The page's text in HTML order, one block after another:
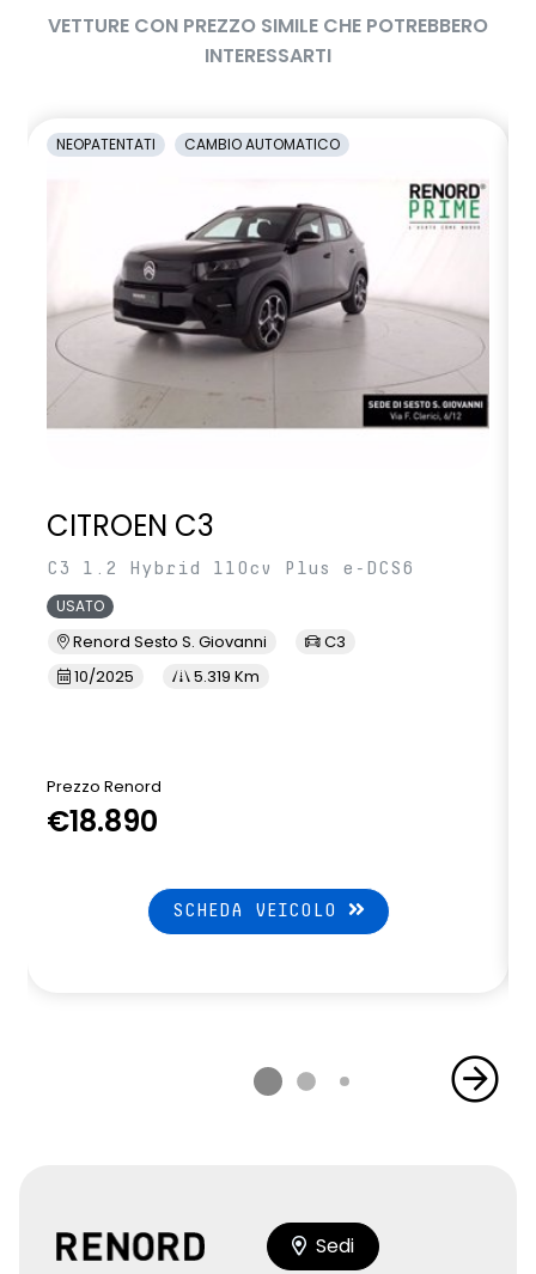
VETTURE CON PREZZO SIMILE CHE POTREBBERO
INTERESSARTI
NEOPATENTATI CAMBIO AUTOMATICO
CITROEN C3
C3 1.2 Hybrid 110cv Plus e-DCS6
USATO
Renord Sesto S. Giovanni
C3
10/2025
5.319 Km
Prezzo Renord
€18.890
SCHEDA VEICOLO
Sedi